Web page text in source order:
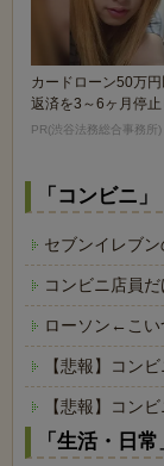
カードローン50万円
返済を3～6ヶ月停
減額してから返済...
PR(渋谷法務総合事務所)
「コンビニ
セブンイレブ
コンビニ店員
ローソン←こい
【悲報】コン
【悲報】コン
「生活・日